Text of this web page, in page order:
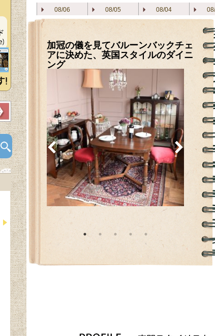
08/06 08/05 08/04
加冠の儀を見てバルーンバックチェ
アに決めた、英国スタイルのダイニ
ング